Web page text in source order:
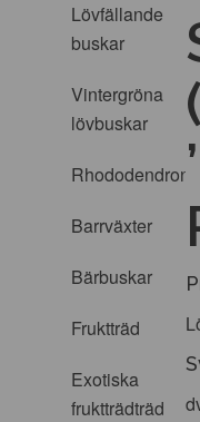
Lövfällande
buskar
Vintergröna
lövbuskar
Rhododendron
Barrväxter
Bärbuskar
Fruktträd
Exotiska
fruktträdträd